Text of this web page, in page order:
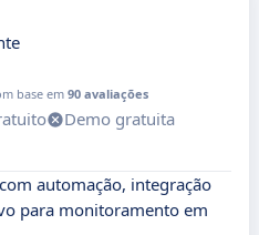
base em90 avaliações
Demo gratuita
automação, integração
para monitoramento em